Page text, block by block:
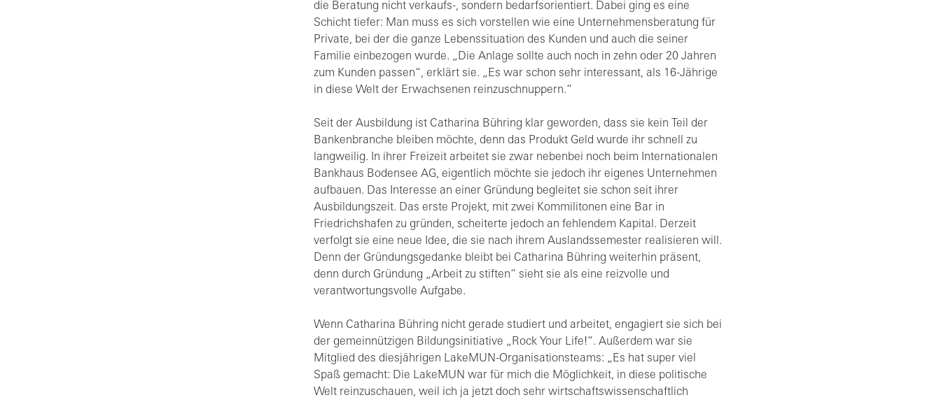
die Beratung nicht verkaufs-, sondern bedarfsorientiert. Dabei ging es eine
Schicht tiefer: Man muss es sich vorstellen wie eine Unternehmensberatung für
Private, bei der die ganze Lebenssituation des Kunden und auch die seiner
Familie einbezogen wurde. „Die Anlage sollte auch noch in zehn oder 20 Jahren
zum Kunden passen“, erklärt sie. „Es war schon sehr interessant, als 16-Jährige
in diese Welt der Erwachsenen reinzuschnuppern.“
Seit der Ausbildung ist Catharina Bühring klar geworden, dass sie kein Teil der
Bankenbranche bleiben möchte, denn das Produkt Geld wurde ihr schnell zu
langweilig. In ihrer Freizeit arbeitet sie zwar nebenbei noch beim Internationalen
Bankhaus Bodensee AG, eigentlich möchte sie jedoch ihr eigenes Unternehmen
aufbauen. Das Interesse an einer Gründung begleitet sie schon seit ihrer
Ausbildungszeit. Das erste Projekt, mit zwei Kommilitonen eine Bar in
Friedrichshafen zu gründen, scheiterte jedoch an fehlendem Kapital. Derzeit
verfolgt sie eine neue Idee, die sie nach ihrem Auslandssemester realisieren will.
Denn der Gründungsgedanke bleibt bei Catharina Bühring weiterhin präsent,
denn durch Gründung „Arbeit zu stiften“ sieht sie als eine reizvolle und
verantwortungsvolle Aufgabe.
Wenn Catharina Bühring nicht gerade studiert und arbeitet, engagiert sie sich bei
der gemeinnützigen Bildungsinitiative „Rock Your Life!“. Außerdem war sie
Mitglied des diesjährigen LakeMUN-Organisationsteams: „Es hat super viel
Spaß gemacht: Die LakeMUN war für mich die Möglichkeit, in diese politische
Welt reinzuschauen, weil ich ja jetzt doch sehr wirtschaftswissenschaftlich